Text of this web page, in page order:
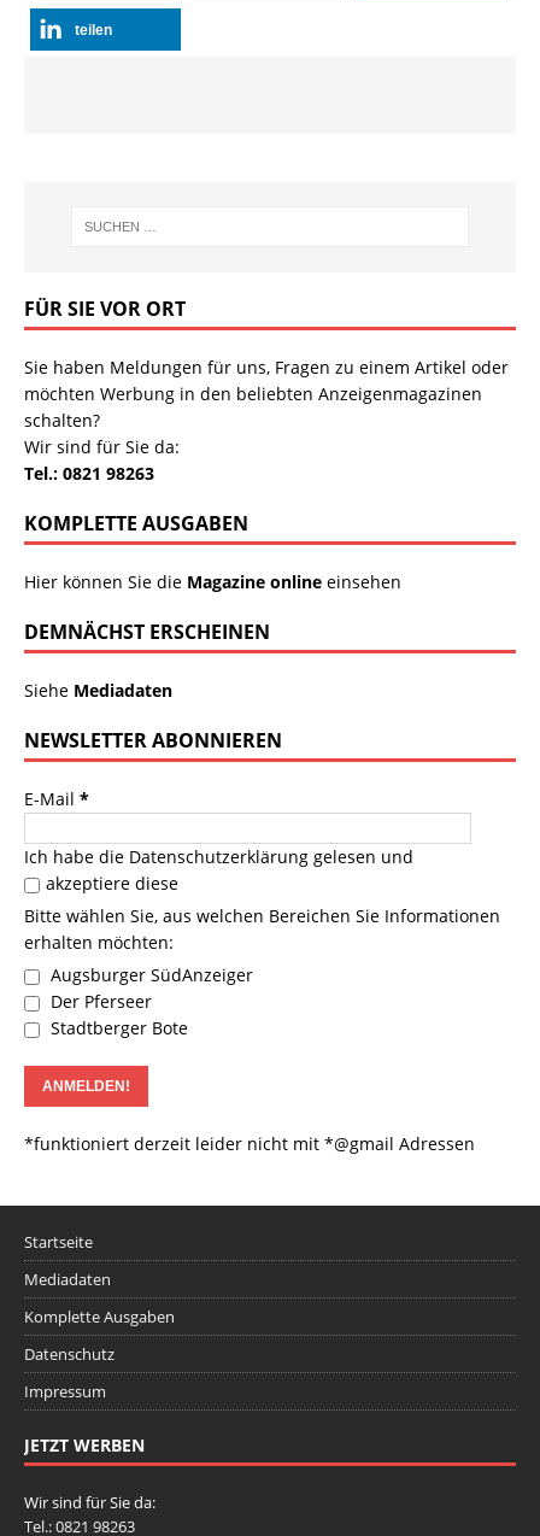
teilen
FÜR SIE VOR ORT
Sie haben Meldungen für uns, Fragen zu einem Artikel oder
möchten Werbung in den beliebten Anzeigenmagazinen
schalten?
Wir sind für Sie da:
Tel.: 0821 98263
KOMPLETTE AUSGABEN
Hier können Sie die Magazine online einsehen
DEMNÄCHST ERSCHEINEN
Siehe Mediadaten
NEWSLETTER ABONNIEREN
E-Mail *
Ich habe die Datenschutzerklärung gelesen und
akzeptiere diese
Bitte wählen Sie, aus welchen Bereichen Sie Informationen
erhalten möchten:
Augsburger SüdAnzeiger
Der Pferseer
Stadtberger Bote
*funktioniert derzeit leider nicht mit *@gmail Adressen
Startseite
Mediadaten
Komplette Ausgaben
Datenschutz
Impressum
JETZT WERBEN
Wir sind für Sie da:
Tel.: 0821 98263